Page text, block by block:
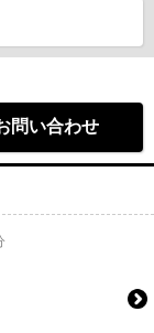
問い合わせ